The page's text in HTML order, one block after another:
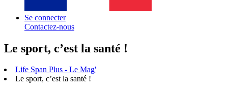
Se connecter
Contactez-nous
Le sport, c’est la santé !
Life Span Plus - Le Mag'
Le sport, c’est la santé !